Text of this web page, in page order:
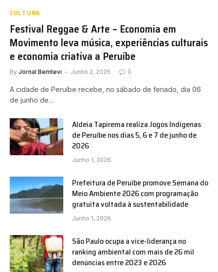
CULTURA
Festival Reggae & Arte – Economia em
Movimento leva música, experiências culturais
e economia criativa a Peruíbe
By Jornal Bemtevi Junho 2, 2026 0
A cidade de Peruíbe recebe, no sábado de feriado, dia 06
de junho de…
Aldeia Tapirema realiza Jogos Indígenas
de Peruíbe nos dias 5, 6 e 7 de junho de
2026
Junho 1, 2026
Prefeitura de Peruíbe promove Semana do
Meio Ambiente 2026 com programação
gratuita voltada à sustentabilidade
Junho 1, 2026
São Paulo ocupa a vice-liderança no
ranking ambiental com mais de 26 mil
denúncias entre 2023 e 2026